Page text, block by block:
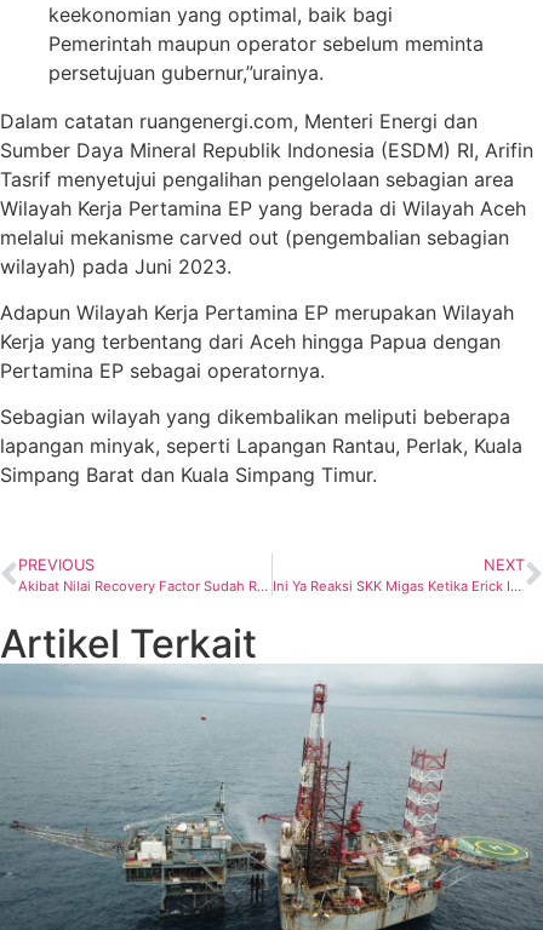
keekonomian yang optimal, baik bagi
Pemerintah maupun operator sebelum meminta
persetujuan gubernur,”urainya.
Dalam catatan ruangenergi.com, Menteri Energi dan
Sumber Daya Mineral Republik Indonesia (ESDM) RI, Arifin
Tasrif menyetujui pengalihan pengelolaan sebagian area
Wilayah Kerja Pertamina EP yang berada di Wilayah Aceh
melalui mekanisme carved out (pengembalian sebagian
wilayah) pada Juni 2023.
Adapun Wilayah Kerja Pertamina EP merupakan Wilayah
Kerja yang terbentang dari Aceh hingga Papua dengan
Pertamina EP sebagai operatornya.
Sebagian wilayah yang dikembalikan meliputi beberapa
lapangan minyak, seperti Lapangan Rantau, Perlak, Kuala
Simpang Barat dan Kuala Simpang Timur.
PREVIOUS
Akibat Nilai Recovery Factor Sudah Rendah, PGE Bersama BPMA Gelar Seismic 3D
NEXT
Ini Ya Reaksi SKK Migas Ketika Erick Ingin Pertamina Masuk di Blok Andaman
Artikel Terkait